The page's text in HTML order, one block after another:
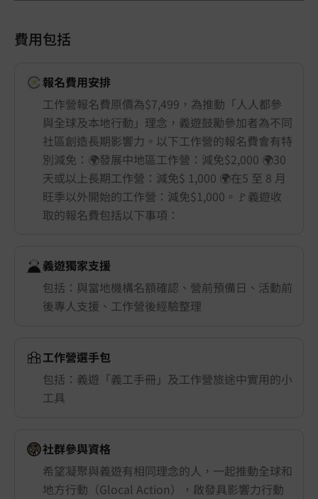
費用包括
報名費用安排
工作營報名費原價為$7,499，為推動「人人都參
與全球及本地行動」理念，義遊鼓勵參加者為不同
社區創造長期影響力。以下工作營的報名費會有特
別減免：🌍發展中地區工作營：減免$2,000 🌍30
天或以上長期工作營：減免$ 1,000 🌍在5 至 8 月
旺季以外開始的工作營：減免$1,000。🚩義遊收
取的報名費包括以下事項：
義遊獨家支援
包括：與當地機構名額確認、營前預備日、活動前
後專人支援、工作營後經驗整理
工作營選手包
包括：義遊「義工手冊」及工作營旅途中實用的小
工具
社群參與資格
希望凝聚與義遊有相同理念的人，一起推動全球和
地方行動（Glocal Action），啟發具影響力行動